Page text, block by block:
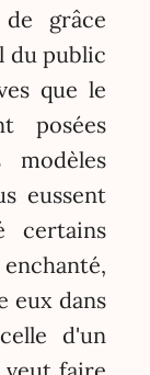
grâce
du public
que le
posées
eussent
certains
eux dans
d'un